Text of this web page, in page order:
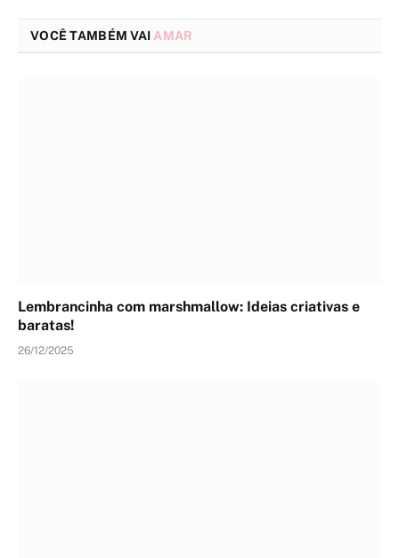
VOCÊ TAMBÉM VAI AMAR
Lembrancinha com marshmallow: Ideias criativas e
baratas!
26/12/2025